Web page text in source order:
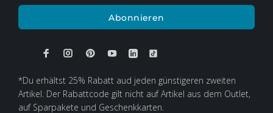
Abonnieren
*Du erhältst 25% Rabatt aud jeden günstigeren zweiten
Artikel. Der Rabattcode gilt nicht auf Artikel aus dem Outlet,
auf Sparpakete und Geschenkkarten.